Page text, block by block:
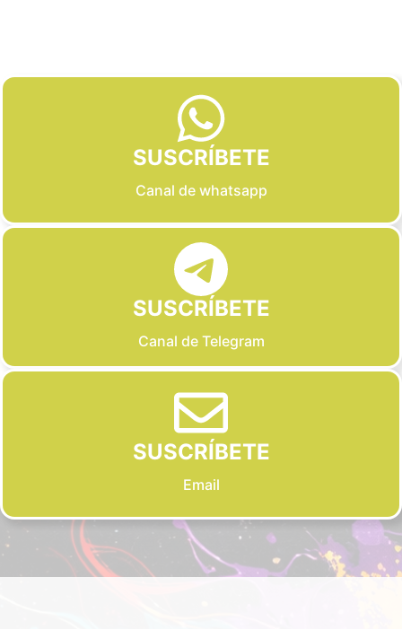
SUSCRÍBETE
Canal de whatsapp
SUSCRÍBETE
Canal de Telegram
SUSCRÍBETE
Email